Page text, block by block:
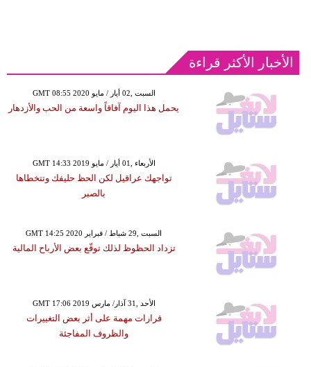
الأخبار الأكثر قراءة
GMT 08:55 2020 السبت ,02 أيار / مايو
يحمل هذا اليوم آفاقاً واسعة من الحب والأزدهار
GMT 14:33 2019 الأربعاء ,01 أيار / مايو
تواجهك عراقيل لكن الحظ حليفك وتتخطاها
بالصبر
GMT 14:25 2020 السبت ,29 شباط / فبراير
تزداد الحظوظ لذلك توقّع بعض الأرباح المالية
GMT 17:06 2019 الأحد ,31 آذار/ مارس
قرارات مهمة على أثر بعض التغييرات
والظروف المفاجئة